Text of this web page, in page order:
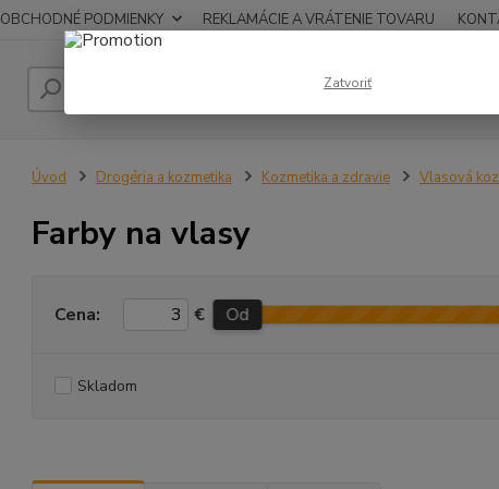
OBCHODNÉ PODMIENKY REKLAMÁCIE A VRÁTENIE TOVARU
Hľadať
Úvod Drogéria a kozmetika Kozmetika a zdravie Vlasová
Farby na vlasy
Cena: € Od
Skladom
Zatvoriť